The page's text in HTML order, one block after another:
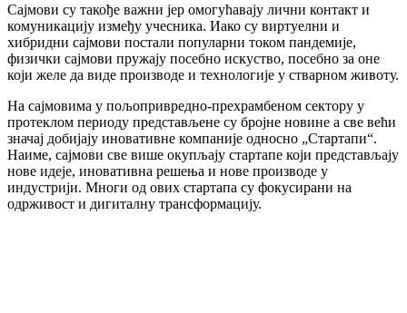
Сајмови су такође важни јер омогућавају лични контакт и
комуникацију између учесника. Иако су виртуелни и
хибридни сајмови постали популарни током пандемије,
физички сајмови пружају посебно искуство, посебно за оне
који желе да виде производе и технологије у стварном животу.
На сајмовима у пољопривредно-прехрамбеном сектору у
протеклом периоду представљене су бројне новине а све већи
значај добијају иновативне компаније односно „Стартапи“.
Наиме, сајмови све више окупљају стартапе који представљају
нове идеје, иновативна решења и нове производе у
индустрији. Многи од ових стартапа су фокусирани на
одрживост и дигиталну трансформацију.